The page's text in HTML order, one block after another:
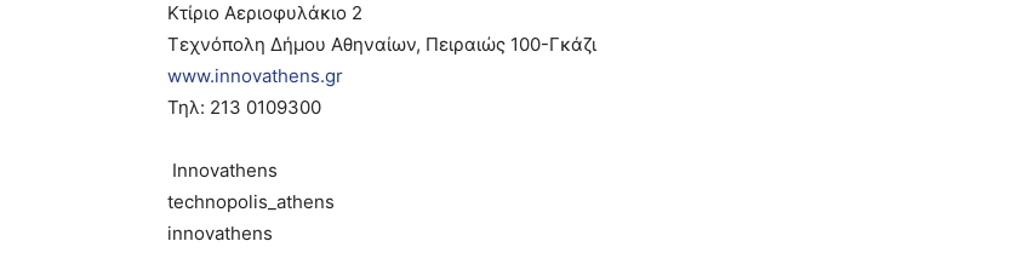
Κτίριο Αεριοφυλάκιο 2
Τεχνόπολη Δήμου Αθηναίων, Πειραιώς 100-Γκάζι
www.innovathens.gr
Τηλ: 213 0109300
Innovathens
technopolis_athens
innovathens